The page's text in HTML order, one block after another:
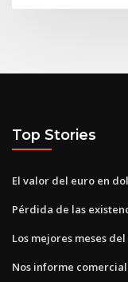
Top Stories
El valor del euro en
Pérdida de las
Los mejores meses
Nos informe